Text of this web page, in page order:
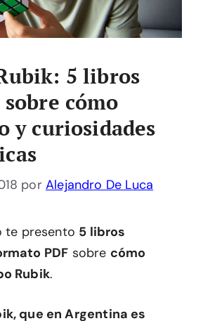
5 libros
cómo
y curiosidades
por Alejandro De Luca
te presento 5 libros
PDF sobre cómo
Rubik.
que en Argentina es